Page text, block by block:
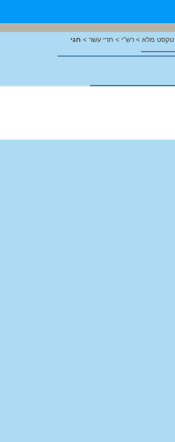
טקסט מלא > רש"י > תרי עשר > חגי